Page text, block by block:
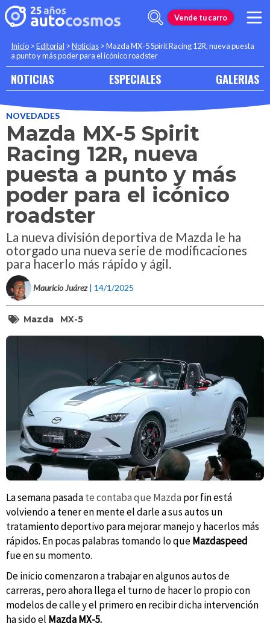
Vende tu carro
Inicio >Editorial >Noticias >Mazda MX-5 Spirit Racing 12R, nueva puesta
a punto y más poder para el icónico roadster
NOTICIAS ESPECIALES GALERIAS
NOVEDADES
Mazda MX-5 Spirit
Racing 12R, nueva
puesta a punto y más
poder para el icónico
roadster
La nueva división deportiva de Mazda le ha
otorgado una nueva serie de modificaciones
para hacerlo más rápido y ágil.
Mauricio Juárez | 14/1/2025
Mazda MX-5
La semana pasadate contaba que Mazda por fin está
volviendo a tener en mente el darle a sus autos un
tratamiento deportivo para mejorar manejo y hacerlos más
rápidos. En pocas palabras tomando lo queMazdaspeed
fue en su momento.
De inicio comenzaron a trabajar en algunos autos de
carreras, pero ahora llega el turno de hacer lo propio con
modelos de calle y el primero en recibir dicha intervención
ha sido el Mazda MX-5.